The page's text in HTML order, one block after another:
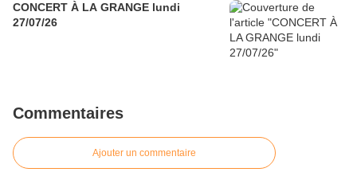
CONCERT À LA GRANGE lundi
27/07/26
Commentaires
Ajouter un commentaire